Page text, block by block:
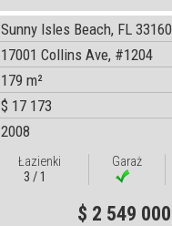
Sunny Isles Beach, FL 33160
17001 Collins Ave, #1204
179 m²
$ 17 173
2008
Łazienki
3 / 1
Garaż
$ 2 549 000